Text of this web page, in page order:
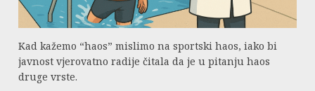
Kad kažemo “haos” mislimo na sportski haos, iako bi
javnost vjerovatno radije čitala da je u pitanju haos
druge vrste.